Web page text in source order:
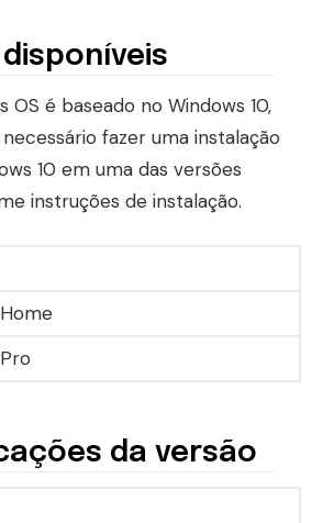
OS é baseado no Windows 10,
fazer uma instalação
10 em uma das versões
instruções de instalação.
da versão